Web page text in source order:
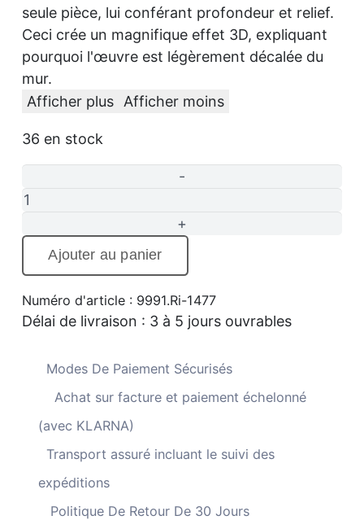
seule pièce, lui conférant profondeur et relief.
Ceci crée un magnifique effet 3D, expliquant
pourquoi l'œuvre est légèrement décalée du
mur.
Afficher plus
Afficher moins
36 en stock
Jolis
-
Œuvre
en
métal
groupe
vol
Ajouter au panier
Numéro d'article : 9991.Ri-1477
Délai de livraison : 3 à 5 jours ouvrables
Modes De Paiement Sécurisés
Achat sur facture et paiement échelonné
(avec KLARNA)
Transport assuré incluant le suivi des
expéditions
Politique De Retour De 30 Jours